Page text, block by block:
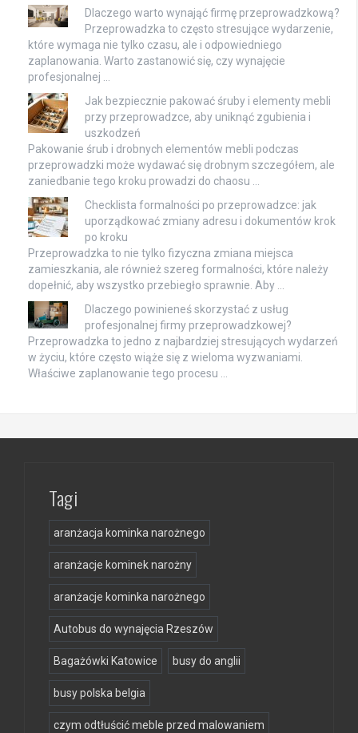
Dlaczego warto wynająć firmę przeprowadzkową?
Przeprowadzka to często stresujące wydarzenie,
które wymaga nie tylko czasu, ale i odpowiedniego
zaplanowania. Warto zastanowić się, czy wynajęcie
profesjonalnej …
Jak bezpiecznie pakować śruby i elementy mebli
przy przeprowadzce, aby uniknąć zgubienia i
uszkodzeń
Pakowanie śrub i drobnych elementów mebli podczas
przeprowadzki może wydawać się drobnym szczegółem, ale
zaniedbanie tego kroku prowadzi do chaosu …
Checklista formalności po przeprowadzce: jak
uporządkować zmiany adresu i dokumentów krok
po kroku
Przeprowadzka to nie tylko fizyczna zmiana miejsca
zamieszkania, ale również szereg formalności, które należy
dopełnić, aby wszystko przebiegło sprawnie. Aby …
Dlaczego powinieneś skorzystać z usług
profesjonalnej firmy przeprowadzkowej?
Przeprowadzka to jedno z najbardziej stresujących wydarzeń
w życiu, które często wiąże się z wieloma wyzwaniami.
Właściwe zaplanowanie tego procesu …
Tagi
aranżacja kominka narożnego
aranżacje kominek narożny
aranżacje kominka narożnego
Autobus do wynajęcia Rzeszów
Bagażówki Katowice busy do anglii
busy polska belgia
czym odtłuścić meble przed malowaniem